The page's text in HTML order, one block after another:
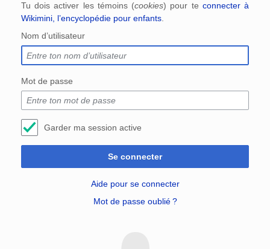
Tu dois activer les témoins (cookies) pour te connecter à
Wikimini, l’encyclopédie pour enfants.
Nom d’utilisateur
Mot de passe
Garder ma session active
Se connecter
Aide pour se connecter
Mot de passe oublié ?